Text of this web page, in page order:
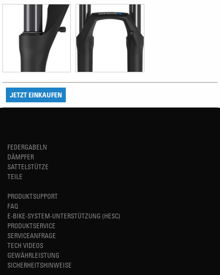
JETZT EINKAUFEN
FEDERGABELN
DÄMPFER
SATTELSTÜTZE
TEILE
PRODUKTSUPPORT
FAQ
E-BIKE-SYSTEM-UNTERSTÜTZUNG (HESC)
PRODUKTSERVICE
SERVICEANFRAGE
TECH VIDEOS
GEWÄHRLEISTUNG
SICHERHEITSHINWEISE